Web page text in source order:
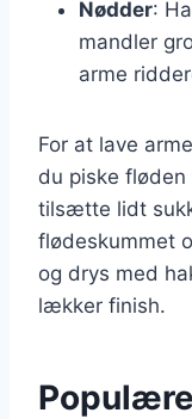
Nødder:
mandler
arme
For at lave
du piske
tilsætte lidt
flødeskummet
og drys med
lækker finish.